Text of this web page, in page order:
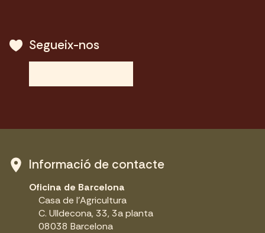
Segueix-nos
Informació de contacte
Oficina de Barcelona
Casa de l'Agricultura
C. Ulldecona, 33, 3a planta
08038 Barcelona